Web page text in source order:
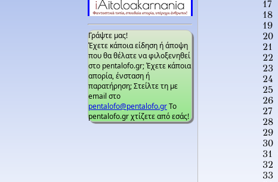
Γράψτε μας!
Έχετε κάποια είδηση ή άποψη
που θα θέλατε να φιλοξενηθεί
στο pentalofo.gr; Έχετε κάποια
απορία, ένσταση ή
παρατήρηση; Στείλτε τη με
email στο
pentalofo@pentalofo.grΤο
pentalofo.gr χτίζετε από εσάς!
17
18
19
20
21
22
23
24
25
26
27
28
29
30
31
32
33